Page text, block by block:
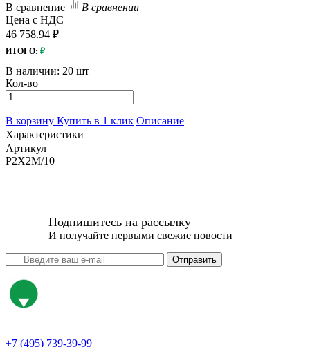
В сравнение
В сравнении
Цена с НДС
46 758.94 ₽
ИТОГО: ₽
В наличии: 20 шт
Кол-во
В корзину Купить в 1 клик Описание
Характеристики
Артикул
P2X2M/10
Подпишитесь на рассылку
И получайте первыми свежие новости
Отправить
+7 (495) 739-39-99